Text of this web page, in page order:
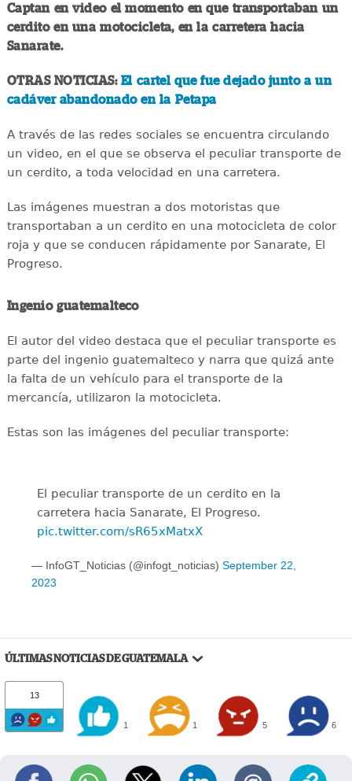
Captan en video el momento en que transportaban un
cerdito en una motocicleta, en la carretera hacia
Sanarate.
OTRAS NOTICIAS: El cartel que fue dejado junto a un
cadáver abandonado en la Petapa
A través de las redes sociales se encuentra circulando
un video, en el que se observa el peculiar transporte de
un cerdito, a toda velocidad en una carretera.
Las imágenes muestran a dos motoristas que
transportaban a un cerdito en una motocicleta de color
roja y que se conducen rápidamente por Sanarate, El
Progreso.
Ingenio guatemalteco
El autor del video destaca que el peculiar transporte es
parte del ingenio guatemalteco y narra que quizá ante
la falta de un vehículo para el transporte de la
mercancía, utilizaron la motocicleta.
Estas son las imágenes del peculiar transporte:
El peculiar transporte de un cerdito en la
carretera hacia Sanarate, El Progreso.
pic.twitter.com/sR65xMatxX
— InfoGT_Noticias (@infogt_noticias) September 22,
2023
ÚLTIMAS NOTICIAS DE GUATEMALA
13
1 1 5 6